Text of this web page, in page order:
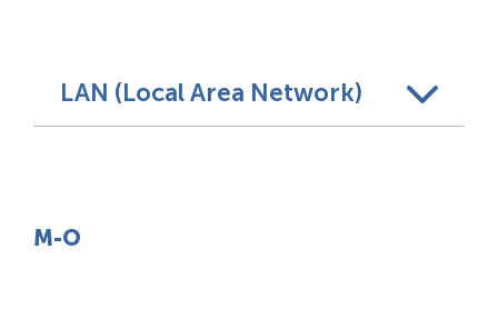
LAN (Local Area Network)
M-O